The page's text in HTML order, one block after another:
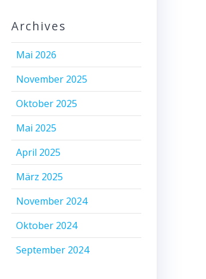
Archives
Mai 2026
November 2025
Oktober 2025
Mai 2025
April 2025
März 2025
November 2024
Oktober 2024
September 2024